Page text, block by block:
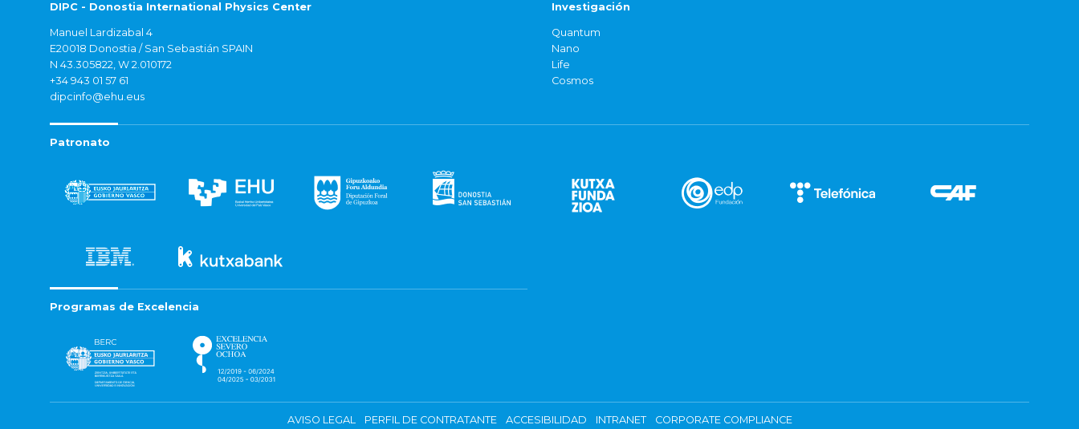
DIPC - Donostia International Physics Center
Manuel Lardizabal 4
E20018 Donostia / San Sebastián SPAIN
N 43.305822, W 2.010172
+34 943 01 57 61
dipcinfo@ehu.eus
Investigación
Quantum
Nano
Life
Cosmos
Patronato
Programas de Excelencia
AVISO LEGAL PERFIL DE CONTRATANTE ACCESIBILIDAD INTRANET CORPORATE COMPLIANCE